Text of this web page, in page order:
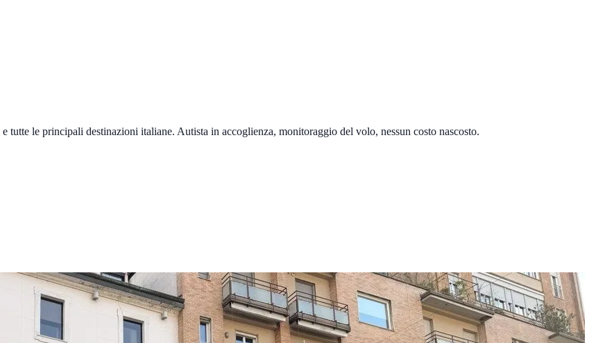
e tutte le principali destinazioni italiane. Autista in accoglienza, monitoraggio del volo, nessun costo nascosto.